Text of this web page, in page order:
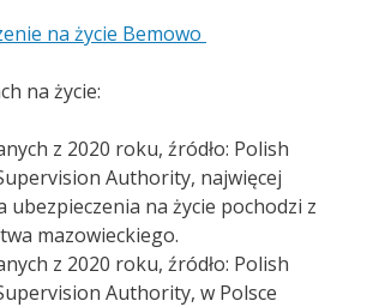
na życie Bemowo
na życie:
z 2020 roku, źródło: Polish
Authority, najwięcej
ubezpieczenia na życie pochodzi z
mazowieckiego.
z 2020 roku, źródło: Polish
Authority, w Polsce